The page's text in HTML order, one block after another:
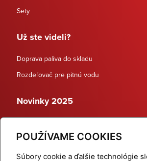
POUŽÍVAME COOKIES
Súbory cookie a ďalšie technológie
Sety
Už ste videli?
Doprava paliva do skladu
Rozdeľovač pre pitnú vodu
Novinky 2025
Dynamické termostatické ventily